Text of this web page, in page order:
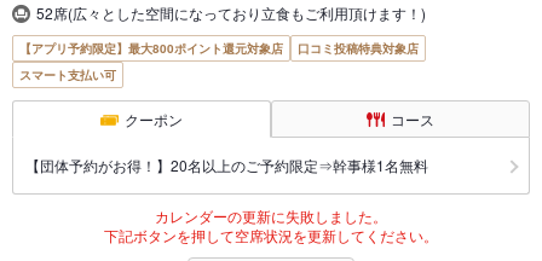
52席(広々とした空間になっており立食もご利用頂けます！)
【アプリ予約限定】最大800ポイント還元対象店
口コミ投稿特典対象店
スマート支払い可
クーポン コース
【団体予約がお得！】20名以上のご予約限定⇒幹事様1名無料
カレンダーの更新に失敗しました。
下記ボタンを押して空席状況を更新してください。